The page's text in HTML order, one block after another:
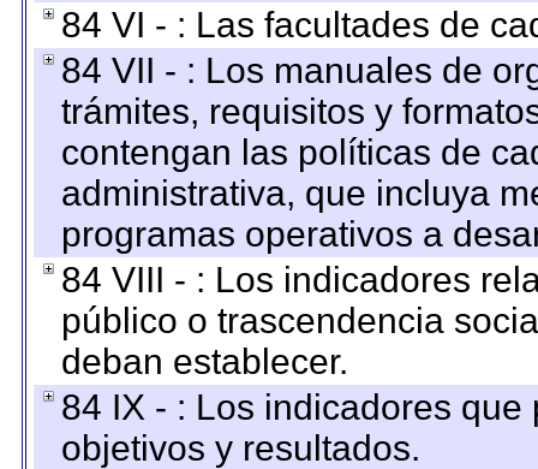
84 VI - : Las facultades de
84 VII - : Los manuales de
trámites, requisitos y
contengan las políticas de
administrativa, que incluya
programas operativos a
84 VIII - : Los indicadores
público o trascendencia
deban establecer.
84 IX - : Los indicadores
objetivos y resultados.